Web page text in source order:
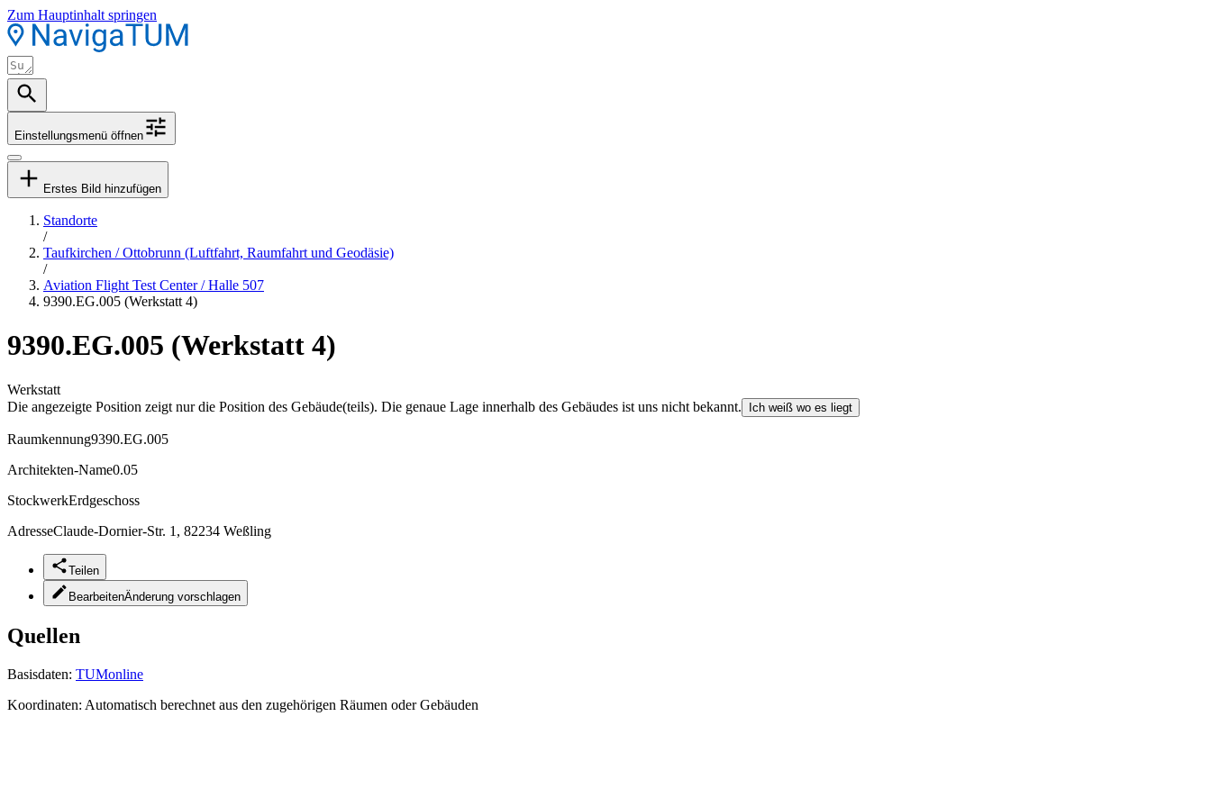
Zum Hauptinhalt springen
Einstellungsmenü öffnen
Erstes Bild hinzufügen
Standorte
/
Taufkirchen / Ottobrunn (Luftfahrt, Raumfahrt und Geodäsie)
/
Aviation Flight Test Center / Halle 507
9390.EG.005 (Werkstatt 4)
9390.EG.005 (Werkstatt 4)
Werkstatt
Die angezeigte Position zeigt nur die Position des Gebäude(teils). Die genaue Lage innerhalb des Gebäudes ist uns nicht bekannt.
Ich weiß wo es liegt
Raumkennung9390.EG.005
Architekten-Name0.05
StockwerkErdgeschoss
AdresseClaude-Dornier-Str. 1, 82234 Weßling
Teilen
BearbeitenÄnderung vorschlagen
Quellen
Basisdaten: TUMonline
Koordinaten: Automatisch berechnet aus den zugehörigen Räumen oder Gebäuden